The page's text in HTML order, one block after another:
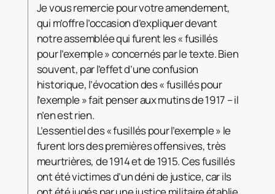
Je vous remercie pour votre amendement,
qui m’offre l’occasion d’expliquer devant
notre assemblée qui furent les « fusillés
pour l’exemple » concernés par le texte. Bien
souvent, par l’effet d’une confusion
historique, l’évocation des « fusillés pour
l’exemple » fait penser aux mutins de 1917 – il
n’en est rien.
L’essentiel des « fusillés pour l’exemple » le
furent lors des premières offensives, très
meurtrières, de 1914 et de 1915. Ces fusillés
ont été victimes d’un déni de justice, car ils